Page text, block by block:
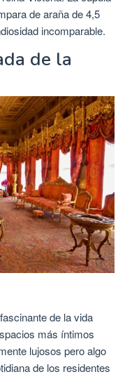
de araña de 4,5
incomparable.
de la
de la vida
más íntimos
lujosos pero algo
de los residentes